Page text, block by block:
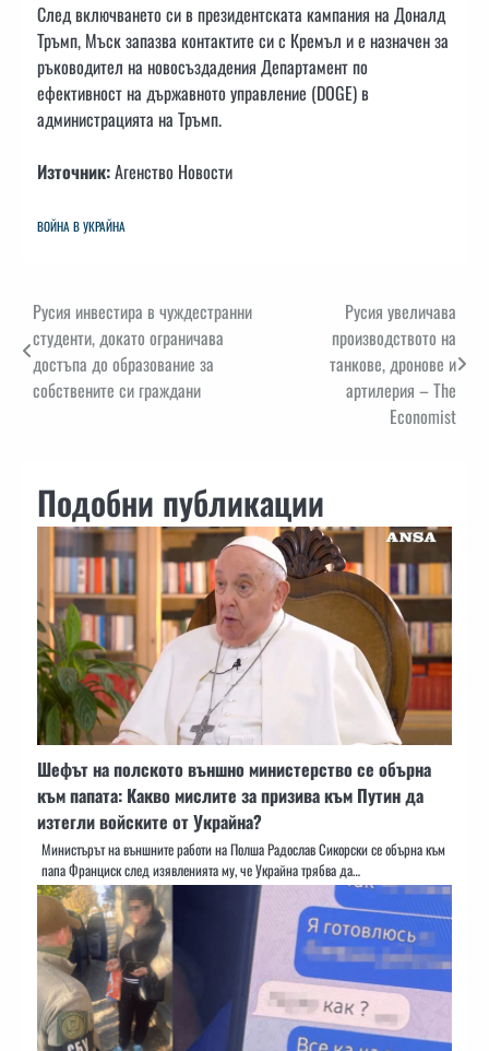
След включването си в президентската кампания на Доналд
Тръмп, Мъск запазва контактите си с Кремъл и е назначен за
ръководител на новосъздадения Департамент по
ефективност на държавното управление (DOGE) в
администрацията на Тръмп.
Източник:Агенство Новости
ВОЙНА В УКРАЙНА
Навигация
Русия инвестира в чуждестранни
студенти, докато ограничава
достъпа до образование за
собствените си граждани
Русия увеличава
производството на
танкове, дронове и
артилерия – The
Economist
Подобни публикации
Шефът на полското външно министерство се обърна
към папата: Какво мислите за призива към Путин да
изтегли войските от Украйна?
Министърът на външните работи на Полша Радослав Сикорски се обърна към
папа Франциск след изявленията му, че Украйна трябва да…